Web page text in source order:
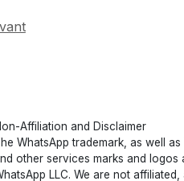
Affiliation and Disclaimer
WhatsApp trademark, as well as
other services marks and logos
LLC. We are not affiliated,